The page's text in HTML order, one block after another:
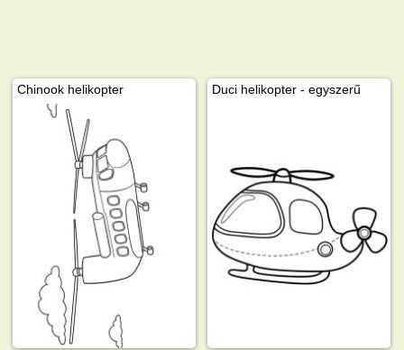
Chinook helikopter Duci helikopter - egyszerű